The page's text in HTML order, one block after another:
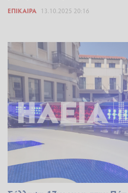
ΕΠΊΚΑΙΡΑ 13.10.2025 20:16